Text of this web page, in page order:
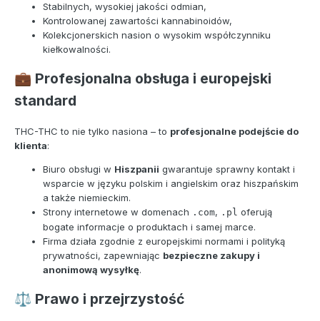
Stabilnych, wysokiej jakości odmian,
Kontrolowanej zawartości kannabinoidów,
Kolekcjonerskich nasion o wysokim współczynniku
kiełkowalności.
💼 Profesjonalna obsługa i europejski
standard
THC-THC to nie tylko nasiona – to profesjonalne podejście do
klienta:
Biuro obsługi w Hiszpanii gwarantuje sprawny kontakt i
wsparcie w języku polskim i angielskim oraz hiszpańskim
a także niemieckim.
Strony internetowe w domenach .com, .pl oferują
bogate informacje o produktach i samej marce.
Firma działa zgodnie z europejskimi normami i polityką
prywatności, zapewniając bezpieczne zakupy i
anonimową wysyłkę.
⚖️ Prawo i przejrzystość